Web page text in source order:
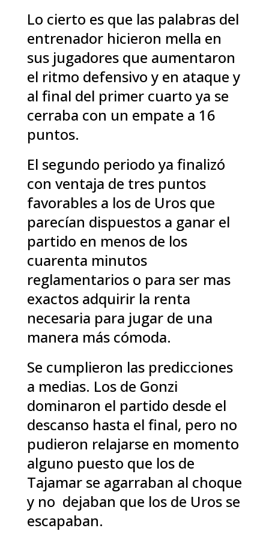
Lo cierto es que las palabras del
entrenador hicieron mella en
sus jugadores que aumentaron
el ritmo defensivo y en ataque y
al final del primer cuarto ya se
cerraba con un empate a 16
puntos.
El segundo periodo ya finalizó
con ventaja de tres puntos
favorables a los de Uros que
parecían dispuestos a ganar el
partido en menos de los
cuarenta minutos
reglamentarios o para ser mas
exactos adquirir la renta
necesaria para jugar de una
manera más cómoda.
Se cumplieron las predicciones
a medias. Los de Gonzi
dominaron el partido desde el
descanso hasta el final, pero no
pudieron relajarse en momento
alguno puesto que los de
Tajamar se agarraban al choque
y no dejaban que los de Uros se
escapaban.